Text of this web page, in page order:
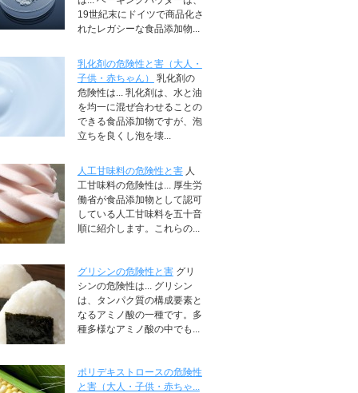
19世紀末にドイツで商品化さ
れたレガシーな食品添加物...
乳化剤の危険性と害（大人・
子供・赤ちゃん）
乳化剤の
危険性は... 乳化剤は、水と油
を均一に混ぜ合わせることの
できる食品添加物ですが、泡
立ちを良くし泡を壊...
人工甘味料の危険性と害 人
工甘味料の危険性は... 厚生労
働省が食品添加物として認可
している人工甘味料を五十音
順に紹介します。これらの...
グリシンの危険性と害 グリ
シンの危険性は... グリシン
は、タンパク質の構成要素と
なるアミノ酸の一種です。多
種多様なアミノ酸の中でも...
ポリデキストロースの危険性
と害（大人・子供・赤ちゃ...